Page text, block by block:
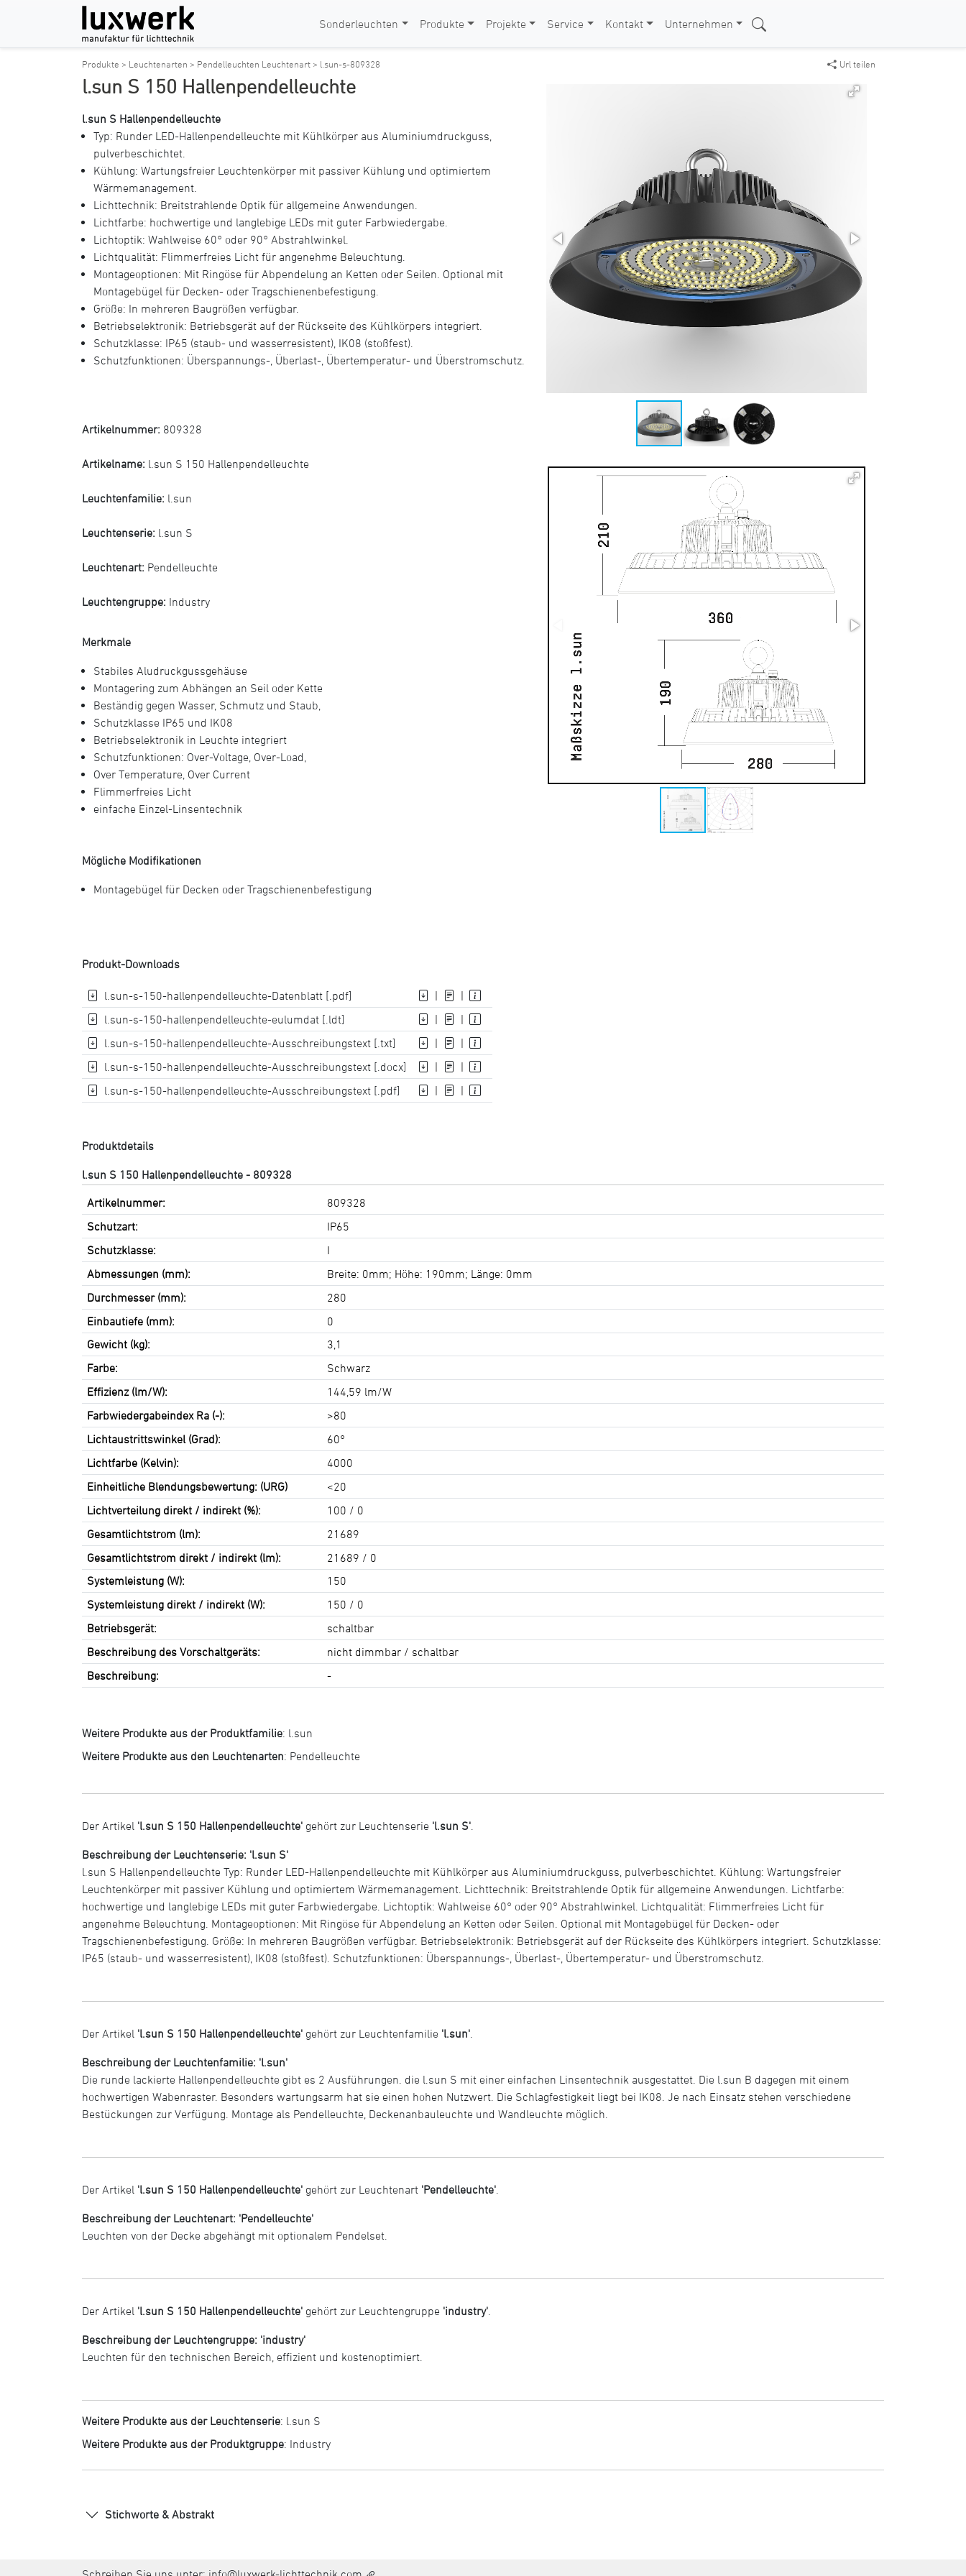
Sonderleuchten Produkte Projekte Service Kontakt Unternehmen
Produkte > Leuchtenarten > Pendelleuchten Leuchtenart > l.sun-s-809328 Url teilen
l.sun S 150 Hallenpendelleuchte
l.sun S Hallenpendelleuchte
Typ: Runder LED-Hallenpendelleuchte mit Kühlkörper aus Aluminiumdruckguss,
pulverbeschichtet.
Kühlung: Wartungsfreier Leuchtenkörper mit passiver Kühlung und optimiertem
Wärmemanagement.
Lichttechnik: Breitstrahlende Optik für allgemeine Anwendungen.
Lichtfarbe: hochwertige und langlebige LEDs mit guter Farbwiedergabe.
Lichtoptik: Wahlweise 60° oder 90° Abstrahlwinkel.
Lichtqualität: Flimmerfreies Licht für angenehme Beleuchtung.
Montageoptionen: Mit Ringöse für Abpendelung an Ketten oder Seilen. Optional mit
Montagebügel für Decken- oder Tragschienenbefestigung.
Größe: In mehreren Baugrößen verfügbar.
Betriebselektronik: Betriebsgerät auf der Rückseite des Kühlkörpers integriert.
Schutzklasse: IP65 (staub- und wasserresistent), IK08 (stoßfest).
Schutzfunktionen: Überspannungs-, Überlast-, Übertemperatur- und Überstromschutz.
Artikelnummer: 809328
Artikelname: l.sun S 150 Hallenpendelleuchte
Leuchtenfamilie: l.sun
Leuchtenserie: l.sun S
Leuchtenart: Pendelleuchte
Leuchtengruppe: Industry
Merkmale
Stabiles Aludruckgussgehäuse
Montagering zum Abhängen an Seil oder Kette
Beständig gegen Wasser, Schmutz und Staub,
Schutzklasse IP65 und IK08
Betriebselektronik in Leuchte integriert
Schutzfunktionen: Over-Voltage, Over-Load,
Over Temperature, Over Current
Flimmerfreies Licht
einfache Einzel-Linsentechnik
Mögliche Modifikationen
Montagebügel für Decken oder Tragschienenbefestigung
Produkt-Downloads
l.sun-s-150-hallenpendelleuchte-Datenblatt [.pdf] |
|
l.sun-s-150-hallenpendelleuchte-eulumdat [.ldt]
|
|
l.sun-s-150-hallenpendelleuchte-Ausschreibungstext [.txt]
|
|
l.sun-s-150-hallenpendelleuchte-Ausschreibungstext [.docx]
|
|
l.sun-s-150-hallenpendelleuchte-Ausschreibungstext [.pdf]
| |
Produktdetails
l.sun S 150 Hallenpendelleuchte - 809328
Artikelnummer:
809328
Schutzart:
IP65
Schutzklasse:
I
Abmessungen (mm):
Breite: 0mm; Höhe: 190mm; Länge: 0mm
Durchmesser (mm):
280
Einbautiefe (mm):
0
Gewicht (kg):
3,1
Farbe:
Schwarz
Effizienz (lm/W):
144,59 lm/W
Farbwiedergabeindex Ra (-):
>80
Lichtaustrittswinkel (Grad):
60°
Lichtfarbe (Kelvin):
4000
Einheitliche Blendungsbewertung: (URG)
<20
Lichtverteilung direkt / indirekt (%):
100 / 0
Gesamtlichtstrom (lm):
21689
Gesamtlichtstrom direkt / indirekt (lm):
21689 / 0
Systemleistung (W):
150
Systemleistung direkt / indirekt (W):
150 / 0
Betriebsgerät:
schaltbar
Beschreibung des Vorschaltgeräts:
nicht dimmbar / schaltbar
Beschreibung:
-
Weitere Produkte aus der Produktfamilie: l.sun
Weitere Produkte aus den Leuchtenarten: Pendelleuchte
Der Artikel 'l.sun S 150 Hallenpendelleuchte' gehört zur Leuchtenserie 'l.sun S'
Beschreibung der Leuchtenserie: 'l.sun S'
l.sun S Hallenpendelleuchte Typ: Runder LED-Hallenpendelleuchte mit Kühlkörper aus Aluminiumdruckguss, pulverbeschichtet. Kühlung: Wartungsfreier
Leuchtenkörper mit passiver Kühlung und optimiertem Wärmemanagement. Lichttechnik: Breitstrahlende Optik für allgemeine Anwendungen. Lichtfarbe:
hochwertige und langlebige LEDs mit guter Farbwiedergabe. Lichtoptik: Wahlweise 60° oder 90° Abstrahlwinkel. Lichtqualität: Flimmerfreies Licht für
angenehme Beleuchtung. Montageoptionen: Mit Ringöse für Abpendelung an Ketten oder Seilen. Optional mit Montagebügel für Decken- oder
Tragschienenbefestigung. Größe: In mehreren Baugrößen verfügbar. Betriebselektronik: Betriebsgerät auf der Rückseite des Kühlkörpers integriert. Schutzklasse:
IP65 (staub- und wasserresistent), IK08 (stoßfest). Schutzfunktionen: Überspannungs-, Überlast-, Übertemperatur- und Überstromschutz.
Der Artikel 'l.sun S 150 Hallenpendelleuchte' gehört zur Leuchtenfamilie 'l.sun'
Beschreibung der Leuchtenfamilie: 'l.sun'
Die runde lackierte Hallenpendelleuchte gibt es 2 Ausführungen. die l.sun S mit einer einfachen Linsentechnik ausgestattet. Die l.sun B dagegen mit einem
hochwertigen Wabenraster. Besonders wartungsarm hat sie einen hohen Nutzwert. Die Schlagfestigkeit liegt bei IK08. Je nach Einsatz stehen verschiedene
Bestückungen zur Verfügung. Montage als Pendelleuchte, Deckenanbauleuchte und Wandleuchte möglich.
Der Artikel 'l.sun S 150 Hallenpendelleuchte' gehört zur Leuchtenart 'Pendelleuchte'
Beschreibung der Leuchtenart: 'Pendelleuchte'
Leuchten von der Decke abgehängt mit optionalem Pendelset.
Der Artikel 'l.sun S 150 Hallenpendelleuchte' gehört zur Leuchtengruppe 'industry'
Beschreibung der Leuchtengruppe: 'industry'
Leuchten für den technischen Bereich, effizient und kostenoptimiert.
Weitere Produkte aus der Leuchtenserie: l.sun S
Weitere Produkte aus der Produktgruppe: Industry
Stichworte & Abstrakt